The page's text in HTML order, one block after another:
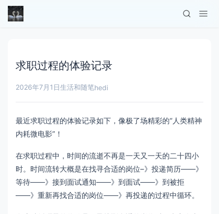
求职过程的体验记录
2026年7月1日生活和随笔hedi
最近求职过程的体验记录如下，像极了场精彩的“人类精神
内耗微电影”！
在求职过程中，时间的流逝不再是一天又一天的二十四小
时。时间流转大概是在找寻合适的岗位–》投递简历——》
等待——》接到面试通知——》到面试——》到被拒
——》重新再找合适的岗位——》再投递的过程中循环。